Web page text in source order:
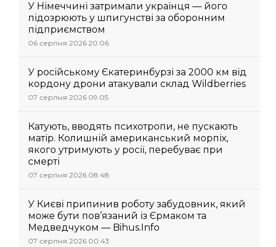
У Німеччині затримали українця — його
підозрюють у шпигунстві за оборонним
підприємством
06 серпня 2026 20:06
У російському Єкатеринбурзі за 2000 км від
кордону дрони атакували склад Wildberries
07 серпня 2026 09:05
Катують, вводять психотропи, не пускають
матір. Колишній американський морпіх,
якого утримують у росії, перебуває при
смерті
07 серпня 2026 08:48
У Києві припинив роботу забудовник, який
може бути пов’язаний із Єрмаком та
Медведчуком — Bihus.Info
07 серпня 2026 00:43